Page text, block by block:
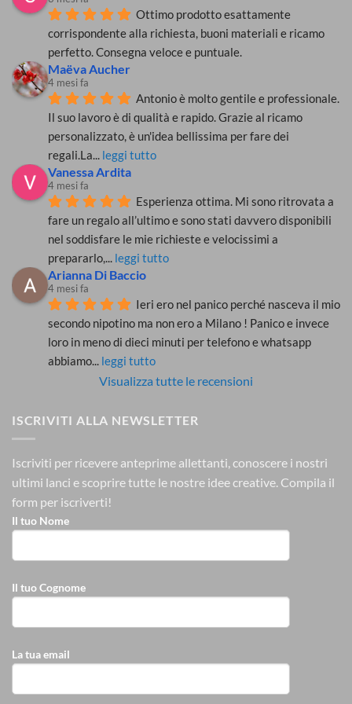
Ottimo prodotto esattamente
corrispondente alla richiesta, buoni materiali e ricamo
perfetto. Consegna veloce e puntuale.
Maëva Aucher
4 mesi fa
Antonio è molto gentile e professionale.
Il suo lavoro è di qualità e rapido. Grazie al ricamo
personalizzato, è un'idea bellissima per fare dei
regali.La... leggi tutto
Vanessa Ardita
4 mesi fa
Esperienza ottima. Mi sono ritrovata a
fare un regalo all’ultimo e sono stati davvero disponibili
nel soddisfare le mie richieste e velocissimi a
prepararlo,... leggi tutto
Arianna Di Baccio
4 mesi fa
Ieri ero nel panico perché nasceva il mio
secondo nipotino ma non ero a Milano ! Panico e invece
loro in meno di dieci minuti per telefono e whatsapp
abbiamo... leggi tutto
Visualizza tutte le recensioni
ISCRIVITI ALLA NEWSLETTER
Iscriviti per ricevere anteprime allettanti, conoscere i nostri
ultimi lanci e scoprire tutte le nostre idee creative. Compila il
form per iscriverti!
Il tuo Nome
Il tuo Cognome
La tua email